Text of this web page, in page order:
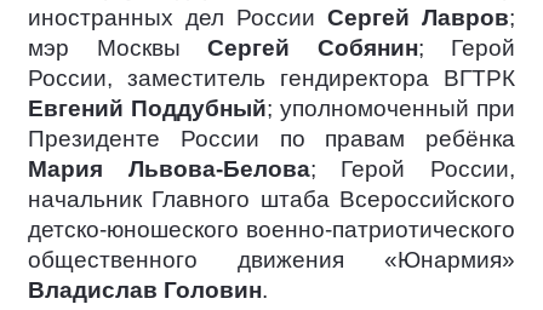
иностранных дел России Сергей Лавров;
мэр Москвы Сергей Собянин; Герой
России, заместитель гендиректора ВГТРК
Евгений Поддубный; уполномоченный при
Президенте России по правам ребёнка
Мария Львова-Белова; Герой России,
начальник Главного штаба Всероссийского
детско-юношеского военно-патриотического
общественного движения «Юнармия»
Владислав Головин.